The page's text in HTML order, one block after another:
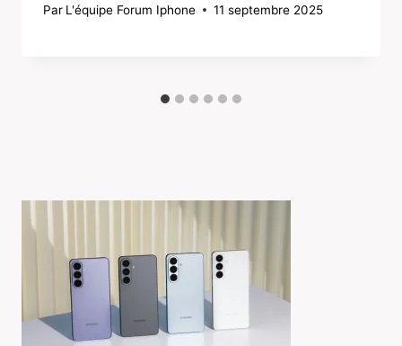
Par L'équipe Forum Iphone 11 septembre 2025